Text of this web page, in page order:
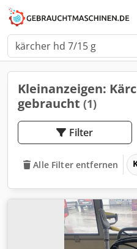
Kleinanzeigen:
gebraucht (1)
Filter
Alle Filter entfernen